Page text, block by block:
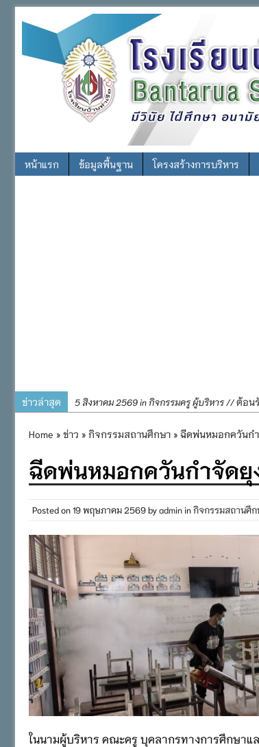
หน้าแรก ข้อมูลพื้นฐาน โครงสร้างการบริหาร
ข่าวล่าสุด 5 สิงหาคม 2569 in กิจกรรมครู ผู้บริหาร //ต้อน
พิ
31 กรกฎาคม 2569 in กิจกรรมนักเรียน //กิจกร
31 กรกฎาคม 2569 in กิจกรรมนักเรียน // กิจก
Home » ข่าว » กิจกรรมสถานศึกษา » ฉีดพ่นหมอกควันกำ
ฉีดพ่นหมอกควันกำจัดยุ
Posted on19 พฤษภาคม 2569byadmininกิจกรรมสถานศึก
ในนามผู้บริหาร คณะครู บุคลากรทางการศึกษาแ